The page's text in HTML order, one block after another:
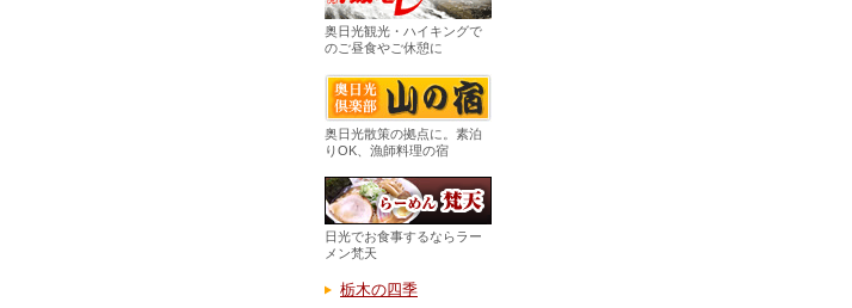
奥日光観光・ハイキングで
のご昼食やご休憩に
奥日光散策の拠点に。素泊
りOK、漁師料理の宿
日光でお食事するならラー
メン梵天
栃木の四季